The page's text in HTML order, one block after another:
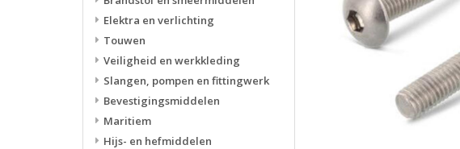
Elektra en verlichting
Touwen
Veiligheid en werkkleding
Slangen, pompen en fittingwerk
Bevestigingsmiddelen
Maritiem
Hijs- en hefmiddelen